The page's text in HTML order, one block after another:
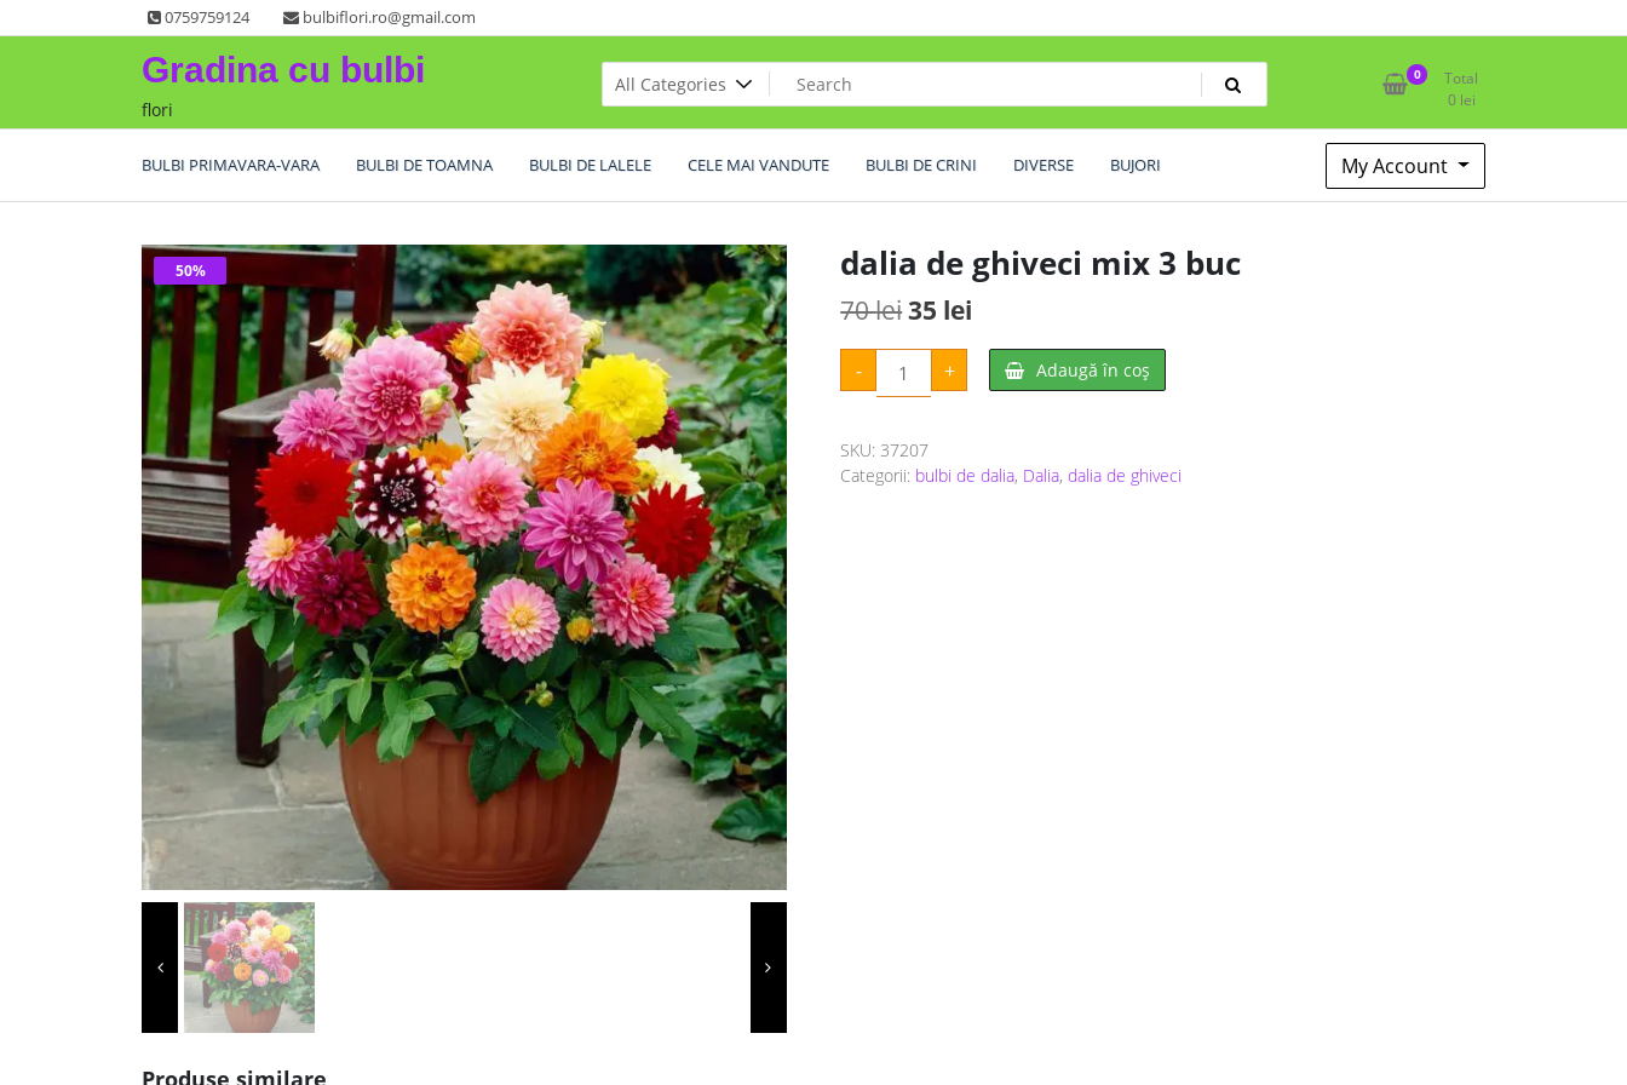
to
0759759124 bulbiflori.ro@gmail.com
Gradina cu bulbi
flori
0
Total
0 lei
BULBI PRIMAVARA-VARA BULBI DE TOAMNA BULBI DE LALELE CELE MAI VANDUTE BULBI DE CRINI DIVERSE BUJORI My Account
50% dalia de ghiveci mix 3 buc
70leiPrețul
inițial
70 lei.
35 lei
curent
este:
-
Cantitate
dalia
de
3
buc
+ Adaugă în coș
SKU:37207
Categorii: bulbi de dalia, Dalia,dalia de ghiveci
Produse similare